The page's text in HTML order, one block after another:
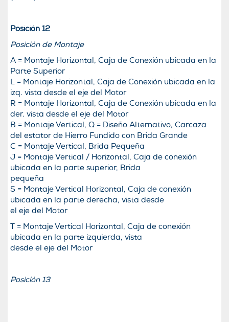
Posición 12
Posición de Montaje
A = Montaje Horizontal, Caja de Conexión ubicada en la
Parte Superior
L = Montaje Horizontal, Caja de Conexión ubicada en la
izq. vista desde el eje del Motor
R = Montaje Horizontal, Caja de Conexión ubicada en la
der. vista desde el eje del Motor
B = Montaje Vertical, Q = Diseño Alternativo, Carcaza
del estator de Hierro Fundido con Brida Grande
C = Montaje Vertical, Brida Pequeña
J = Montaje Vertical / Horizontal, Caja de conexión
ubicada en la parte superior, Brida
pequeña
S = Montaje Vertical Horizontal, Caja de conexión
ubicada en la parte derecha, vista desde
el eje del Motor
T = Montaje Vertical Horizontal, Caja de conexión
ubicada en la parte izquierda, vista
desde el eje del Motor
Posición 13